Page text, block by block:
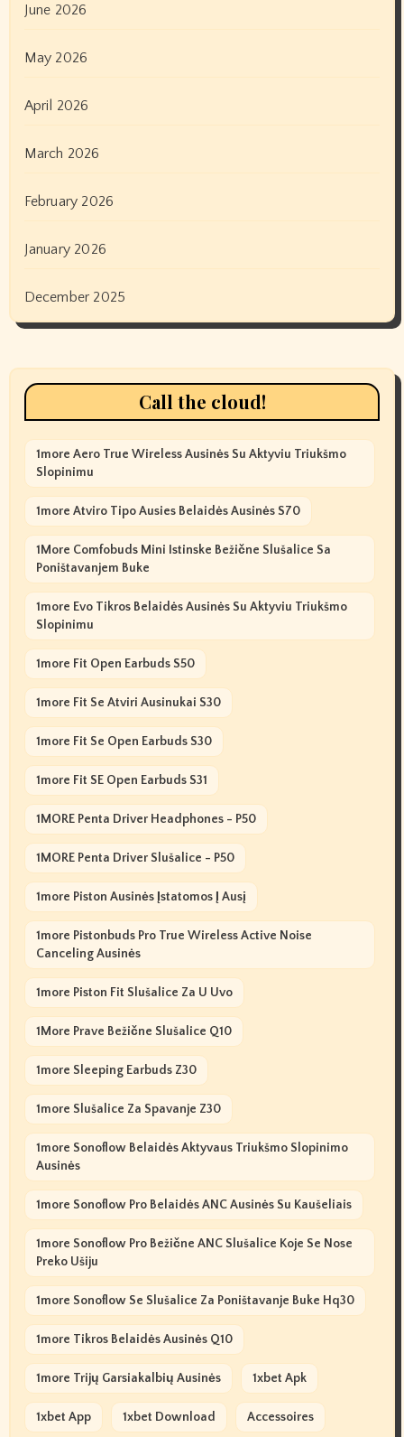
June 2026
May 2026
April 2026
March 2026
February 2026
January 2026
December 2025
Call the cloud!
1more Aero True Wireless Ausinės Su Aktyviu Triukšmo
Slopinimu
1more Atviro Tipo Ausies Belaidės Ausinės S70
1More Comfobuds Mini Istinske Bežične Slušalice Sa
Poništavanjem Buke
1more Evo Tikros Belaidės Ausinės Su Aktyviu Triukšmo
Slopinimu
1more Fit Open Earbuds S50
1more Fit Se Atviri Ausinukai S30
1more Fit Se Open Earbuds S30
1more Fit SE Open Earbuds S31
1MORE Penta Driver Headphones - P50
1MORE Penta Driver Slušalice - P50
1more Piston Ausinės Įstatomos Į Ausį
1more Pistonbuds Pro True Wireless Active Noise
Canceling Ausinės
1more Piston Fit Slušalice Za U Uvo
1More Prave Bežične Slušalice Q10
1more Sleeping Earbuds Z30
1more Slušalice Za Spavanje Z30
1more Sonoflow Belaidės Aktyvaus Triukšmo Slopinimo
Ausinės
1more Sonoflow Pro Belaidės ANC Ausinės Su Kaušeliais
1more Sonoflow Pro Bežične ANC Slušalice Koje Se Nose
Preko Ušiju
1more Sonoflow Se Slušalice Za Poništavanje Buke Hq30
1more Tikros Belaidės Ausinės Q10
1more Trijų Garsiakalbių Ausinės 1xbet Apk
1xbet App 1xbet Download Accessoires